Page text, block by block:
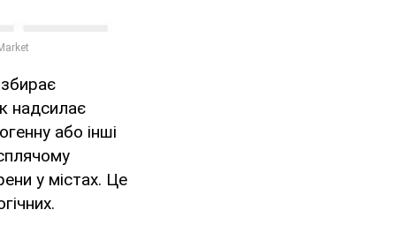
надсилає
або інші
у містах. Це